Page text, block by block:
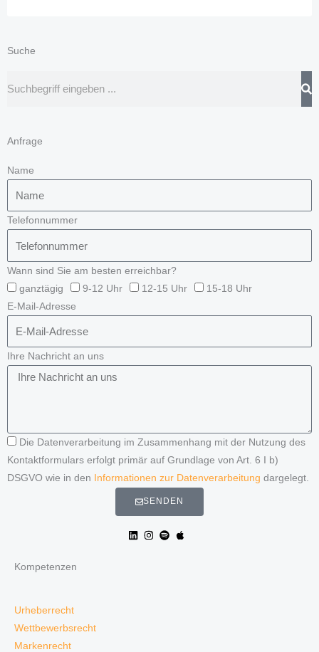
Suche
Anfrage
Name
Telefonnummer
Wann sind Sie am besten erreichbar?
ganztägig
9-12 Uhr 12-15 Uhr
15-18 Uhr
E-Mail-Adresse
Ihre Nachricht an uns
Die Datenverarbeitung im Zusammenhang mit der Nutzung des
Kontaktformulars erfolgt primär auf Grundlage von Art. 6 I b)
DSGVO wie in den
Informationen zur Datenverarbeitung dargelegt.
SENDEN
Kompetenzen
Urheberrecht
Wettbewerbsrecht
Markenrecht